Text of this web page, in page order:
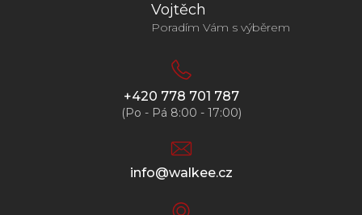
Vojtěch
Poradím Vám s výběrem
+420 778 701 787
(Po - Pá 8:00 - 17:00)
info@walkee.cz